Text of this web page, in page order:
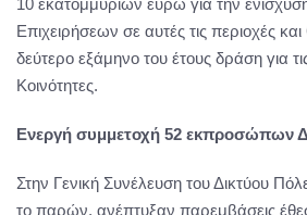
10 εκατομμυρίων ευρώ για την
Επιχειρήσεων σε αυτές τις περιοχές
δεύτερο εξάμηνο του έτους δράση για
Κοινότητες.
Ενεργή συμμετοχή 52 εκπροσώπων
Στην Γενική Συνέλευση του Δικτύου
το παρών, ανέπτυξαν παρεμβάσεις